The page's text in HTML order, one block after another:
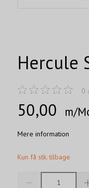
Hercule
0
50,00 m/
Mere information
Kun få stk. tilbage